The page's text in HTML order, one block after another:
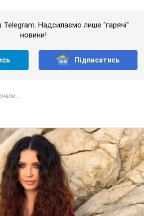
Надсилаємо лише "гарячі"
новини!
Підписатись